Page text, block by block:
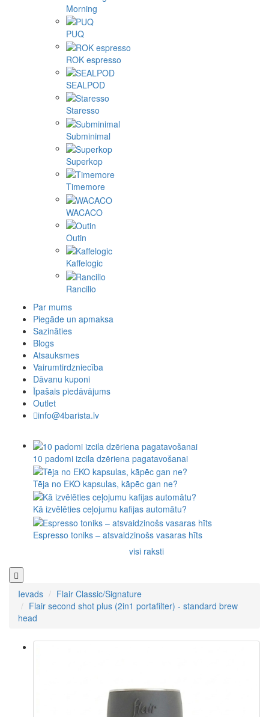
Morning
PUQ
ROK espresso
SEALPOD
Staresso
Subminimal
Superkop
Timemore
WACACO
Outin
Kaffelogic
Rancilio
Par mums
Piegāde un apmaksa
Sazināties
Blogs
Atsauksmes
Vairumtirdzniecība
Dāvanu kuponi
Īpašais piedāvājums
Outlet
info@4barista.lv
10 padomi izcila dzēriena pagatavošanai
Tēja no EKO kapsulas, kāpēc gan ne?
Kā izvēlēties ceļojumu kafijas automātu?
Espresso toniks – atsvaidzinošs vasaras hīts
visi raksti
Ievads
Flair Classic/Signature
Flair second shot plus (2in1 portafilter) - standard brew
head